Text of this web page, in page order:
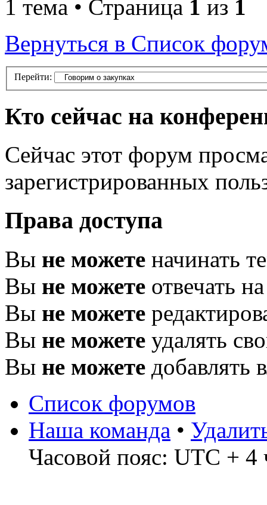
1 тема • Страница 1 из 1
Вернуться в Список
Перейти:
Кто сейчас на
Сейчас этот форум
зарегистрированных
Права доступа
Вы не можете начинать
Вы не можете отвечать
Вы не можете
Вы не можете удалять
Вы не можете добавлять
Список форумов
Наша команда •
Часовой пояс: UTC + 4